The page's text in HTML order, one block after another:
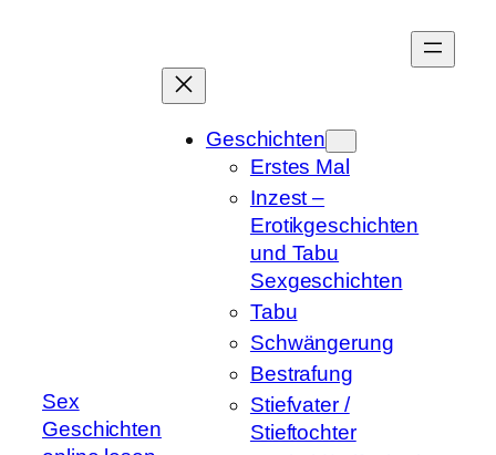
Sex
Geschichten
Geschichten
Erstes Mal
Inzest –
Erotikgeschichten
und Tabu
Sexgeschichten
Tabu
Schwängerung
Bestrafung
Stiefvater /
Stieftochter